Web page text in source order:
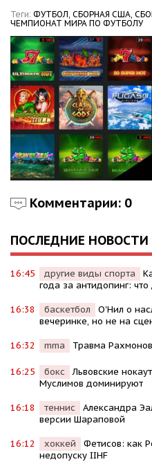
Теги: ФУТБОЛ, СБОРНАЯ США,
ЧЕМПИОНАТ МИРА ПО ФУТБОЛУ
Комментарии: 0
ПОСЛЕДНИЕ НОВОСТИ
16:45 другие виды спорта
года за антидопинг:
16:38 баскетбол
О'Нил о
вечеринке, но не на
16:32 mma Травма
16:25 бокс
Львовские
Муслимов доминируют
16:18 теннис
Александра
версии Шараповой
16:12 хоккей
Фетисов: как
недопуску IIHF